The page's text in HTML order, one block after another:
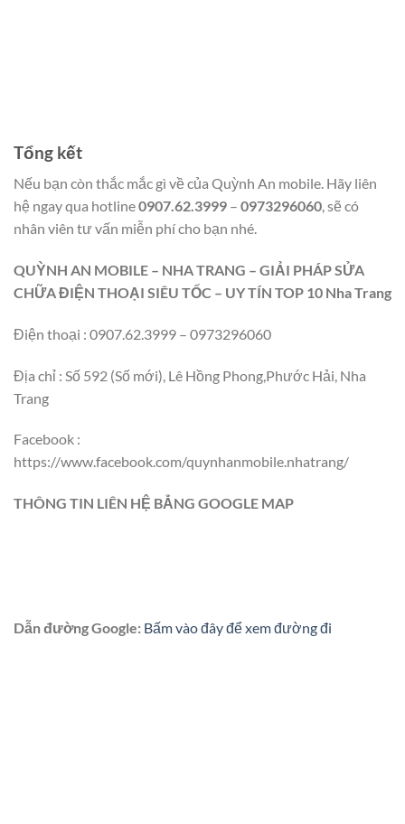
Tổng kết
Nếu bạn còn thắc mắc gì về của Quỳnh An mobile. Hãy liên
hệ ngay qua hotline0907.62.3999 – 0973296060, sẽ có
nhân viên tư vấn miễn phí cho bạn nhé.
QUỲNH AN MOBILE – NHA TRANG – GIẢI PHÁP SỬA
CHỮA ĐIỆN THOẠI SIÊU TỐC – UY TÍN TOP 10 Nha Trang
Điện thoại : 0907.62.3999 – 0973296060
Địa chỉ : Số 592 (Số mới), Lê Hồng Phong,Phước Hải, Nha
Trang
Facebook :
https://www.facebook.com/quynhanmobile.nhatrang/
THÔNG TIN LIÊN HỆ BẲNG GOOGLE MAP
Dẫn đường Google: Bấm vào đây để xem đường đi